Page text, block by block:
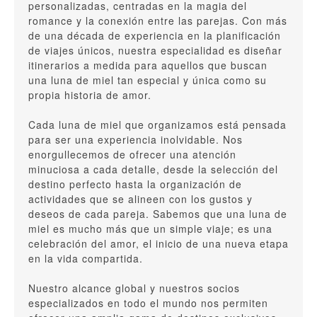
personalizadas, centradas en la magia del
romance y la conexión entre las parejas. Con más
de una década de experiencia en la planificación
de viajes únicos, nuestra especialidad es diseñar
itinerarios a medida para aquellos que buscan
una luna de miel tan especial y única como su
propia historia de amor.
Cada luna de miel que organizamos está pensada
para ser una experiencia inolvidable. Nos
enorgullecemos de ofrecer una atención
minuciosa a cada detalle, desde la selección del
destino perfecto hasta la organización de
actividades que se alineen con los gustos y
deseos de cada pareja. Sabemos que una luna de
miel es mucho más que un simple viaje; es una
celebración del amor, el inicio de una nueva etapa
en la vida compartida.
Nuestro alcance global y nuestros socios
especializados en todo el mundo nos permiten